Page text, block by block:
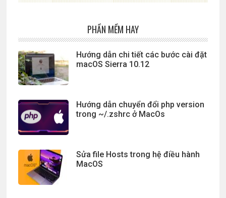
PHẦN MỀM HAY
Hướng dẫn chi tiết các bước cài đặt
macOS Sierra 10.12
Hướng dẫn chuyển đổi php version
trong ~/.zshrc ở MacOs
Sửa file Hosts trong hệ điều hành
MacOS